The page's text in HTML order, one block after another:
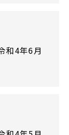
和4年6月